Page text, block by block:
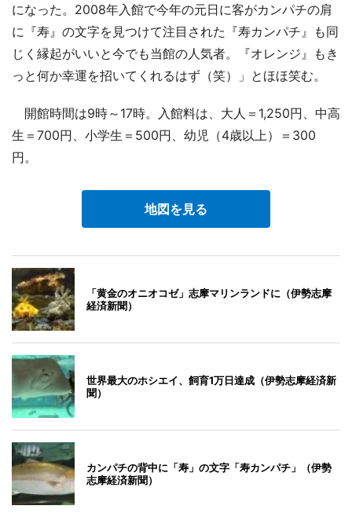
になった。2008年入館で今年の元日に客がカンパチの肩
に『寿』の文字を見つけて注目された『寿カンパチ』も同
じく縁起がいいと今でも当館の人気者。『オレンジ』もき
っと何か幸運を招いてくれるはず（笑）」とほほ笑む。
開館時間は9時～17時。入館料は、大人＝1,250円、中高
生＝700円、小学生＝500円、幼児（4歳以上）＝300
円。
地図を見る
「黄金のオニオコゼ」志摩マリンランドに（伊勢志摩
経済新聞）
世界最大のホシエイ、飼育1万日達成（伊勢志摩経済新
聞）
カンパチの背中に「寿」の文字「寿カンパチ」（伊勢
志摩経済新聞）